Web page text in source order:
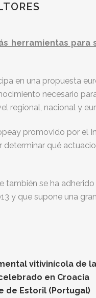
herramientas
en una propuesta
necesario
regional, nacional y
promovido por el
qué
también se ha
y que supone una
vitivinícola de
en Croacia
de Estoril (Portugal)